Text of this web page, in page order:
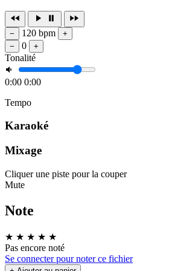
− 120 bpm
+
−
0 +
Tonalité
0:00 0:00
Tempo
Karaoké
Mixage
Cliquer une piste pour la couper
Mute
Note
★ ★ ★ ★ ★
Pas encore noté
Se connecter pour noter ce fichier